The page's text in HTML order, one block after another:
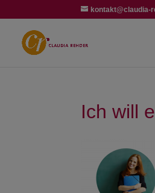
kontakt@claudia-
Ich will